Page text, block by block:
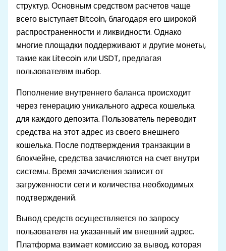
структур. Основным средством расчетов чаще
всего выступает Bitcoin, благодаря его широкой
распространенности и ликвидности. Однако
многие площадки поддерживают и другие монеты,
такие как Litecoin или USDT, предлагая
пользователям выбор.
Пополнение внутреннего баланса происходит
через генерацию уникального адреса кошелька
для каждого депозита. Пользователь переводит
средства на этот адрес из своего внешнего
кошелька. После подтверждения транзакции в
блокчейне, средства зачисляются на счет внутри
системы. Время зачисления зависит от
загруженности сети и количества необходимых
подтверждений.
Вывод средств осуществляется по запросу
пользователя на указанный им внешний адрес.
Платформа взимает комиссию за вывод, которая